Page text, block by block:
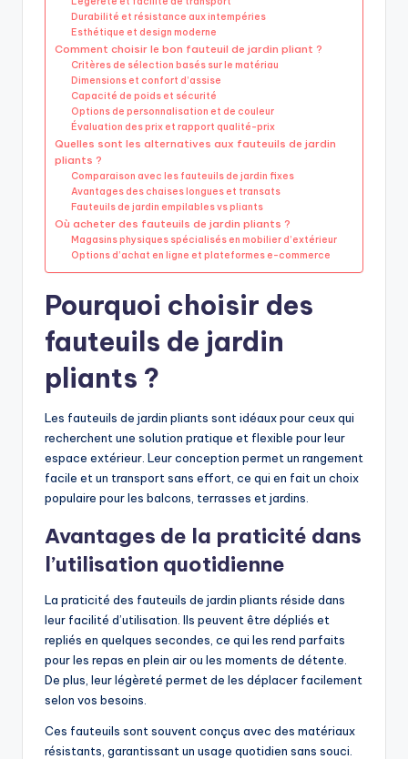
Durabilité et résistance aux intempéries
Esthétique et design moderne
Comment choisir le bon fauteuil de jardin pliant ?
Critères de sélection basés sur le matériau
Dimensions et confort d’assise
Capacité de poids et sécurité
Options de personnalisation et de couleur
Évaluation des prix et rapport qualité-prix
Quelles sont les alternatives aux fauteuils de jardin
pliants ?
Comparaison avec les fauteuils de jardin fixes
Avantages des chaises longues et transats
Fauteuils de jardin empilables vs pliants
Où acheter des fauteuils de jardin pliants ?
Magasins physiques spécialisés en mobilier d’extérieur
Options d’achat en ligne et plateformes e-commerce
Pourquoi choisir des
fauteuils de jardin
pliants ?
Les fauteuils de jardin pliants sont idéaux pour ceux qui
recherchent une solution pratique et flexible pour leur
espace extérieur. Leur conception permet un rangement
facile et un transport sans effort, ce qui en fait un choix
populaire pour les balcons, terrasses et jardins.
Avantages de la praticité dans
l’utilisation quotidienne
La praticité des fauteuils de jardin pliants réside dans
leur facilité d’utilisation. Ils peuvent être dépliés et
repliés en quelques secondes, ce qui les rend parfaits
pour les repas en plein air ou les moments de détente.
De plus, leur légèreté permet de les déplacer facilement
selon vos besoins.
Ces fauteuils sont souvent conçus avec des matériaux
résistants, garantissant un usage quotidien sans souci.